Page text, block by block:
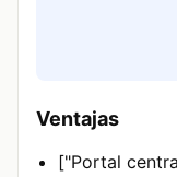
Ventajas
["Portal